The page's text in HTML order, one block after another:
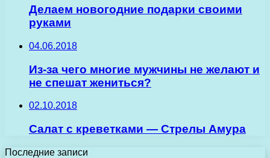
Делаем новогодние подарки своими
руками
04.06.2018
Из-за чего многие мужчины не желают и
не спешат жениться?
02.10.2018
Салат с креветками — Стрелы Амура
Последние записи